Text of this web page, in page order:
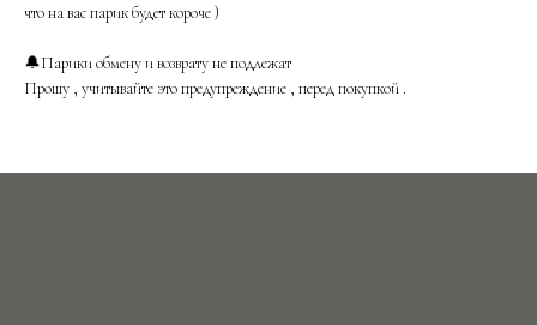
что на вас парик будет короче )
🔔Парики обмену и возврату не подлежат
Прошу , учитывайте это предупреждение , перед покупкой .